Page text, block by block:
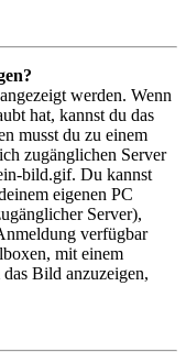
werden. Wenn
hat, kannst du das
musst du zu einem
zugänglichen Server
bild.gif. Du kannst
eigenen PC
Server),
verfügbar
mit einem
Bild anzuzeigen,